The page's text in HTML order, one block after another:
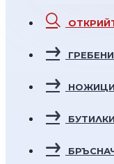
ГРЕБЕНИ
НОЖИЦИ
БУТИЛКИ